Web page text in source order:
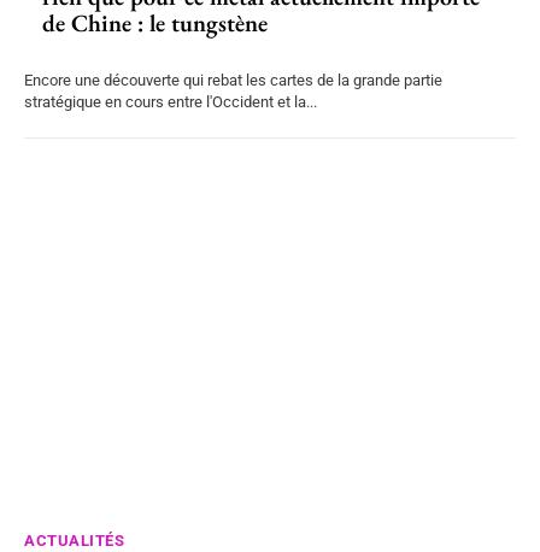
de Chine : le tungstène
Encore une découverte qui rebat les cartes de la grande partie
stratégique en cours entre l'Occident et la...
ACTUALITÉS